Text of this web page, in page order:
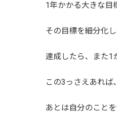
1年かかる大きな目
その目標を細分化
達成したら、また1
この3っさえあれば
あとは自分のこと